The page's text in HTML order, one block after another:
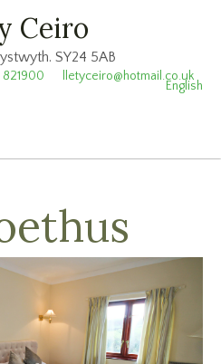
Ceiro
SY24 5AB
lletyceiro@hotmail.co.uk
821900
English